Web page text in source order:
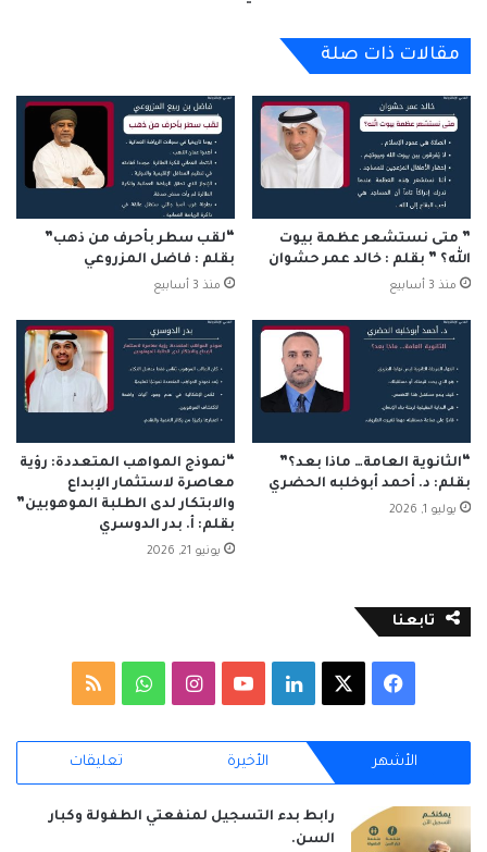
مقالات ذات صلة
” متى نستشعر عظمة بيوت
الله؟ ” بقلم : خالد عمر حشوان
منذ 3 أسابيع
“لقب سطر بأحرف من ذهب”
بقلم : فاضل المزروعي
منذ 3 أسابيع
“الثانوية العامة… ماذا بعد؟”
بقلم: د. أحمد أبوخلبه الحضري
يوليو 1, 2026
“نموذج المواهب المتعددة: رؤية
معاصرة لاستثمار الإبداع
والابتكار لدى الطلبة الموهوبين”
بقلم: أ. بدر الدوسري
يونيو 21, 2026
تابعنا
فيسبوك لينكدإن‫YouTubeانستقرامواتسابملخص
RSS الأشهر الأخيرة تعليقات
رابط بدء التسجيل لمنفعتي الطفولة وكبار
السن.